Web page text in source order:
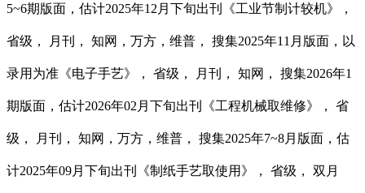
5~6期版面，估计2025年12月下旬出刊《工业节制计较机》，
省级， 月刊， 知网，万方，维普， 搜集2025年11月版面，以
录用为准《电子手艺》， 省级， 月刊， 知网， 搜集2026年1
期版面，估计2026年02月下旬出刊《工程机械取维修》， 省
级， 月刊， 知网，万方，维普， 搜集2025年7~8月版面，估
计2025年09月下旬出刊《制纸手艺取使用》， 省级， 双月